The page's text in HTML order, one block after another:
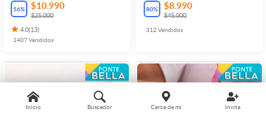
56% $10.990
$25.000
4.0(13)
1407Vendidos
80% $8.990
$45.000
312 Vendidos
Inicio Buscador Cerca de mí Invita